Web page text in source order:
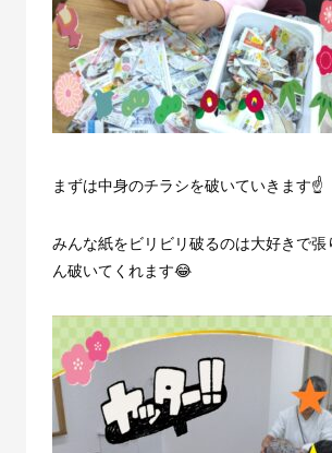
まずは中身のチラシを破いていきます☝️
みんな紙をビリビリ破るのは大好きで張
ん破いてくれます😂